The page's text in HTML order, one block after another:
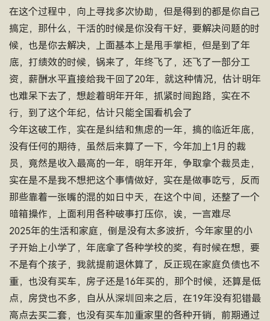
在这个过程中，向上寻找多次协助，但是得到的都是你自己
搞定，那什么，干活的时候是你没有干好，要解决问题的时
候，也是你去解决，上面基本上是甩手掌柜，但是到了年
底，打绩效的时候，锅来了，年终飞了，还飞了一部分工
资，薪酬水平直接给我干回了20年，就这种情况，估计明年
也难呆下去了，想趁着明年开年，抓紧时间跑路，实在不
行，到了这个年纪，估计只能全国看机会了
今年这破工作，实在是纠结和焦虑的一年，搞的临近年底，
没有任何的期待，虽然后来算了一下，今年加上1月的裁
员，竟然是收入最高的一年，明年开年，争取拿个裁员走，
实在是不是我不想把这个事情做好，实在是做事吃亏，反而
那些靠着一张嘴的混的如日中天，在这个中间，还整了一个
暗箱操作，上面利用各种破事打压你，诶，一言难尽
2025年的生活和家庭，倒是没有太多波折，今年家里的小
子开始上小学了，年底拿了各种学校的奖，有时候在想，要
不是有个孩子，我就提前退休算了，反正现在家庭负债也不
重，也没有买车，房子还是16年买的，那个时候，还算是低
点，房贷也不多，自从从深圳回来之后，在19年没有犯错最
高点去买二套，也没有买车加重家里的各种开销，前期通过